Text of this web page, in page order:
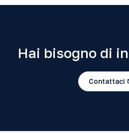
Hai bisogno di
Contattaci